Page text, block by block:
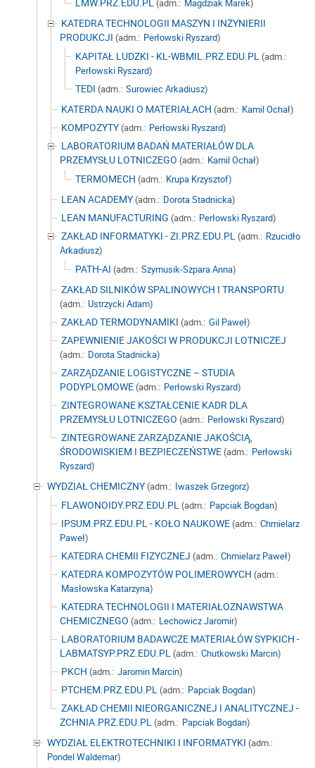
(adm.: Magdziak Marek)
KATEDRA TECHNOLOGII MASZYN I INŻYNIERII
PRODUKCJI (adm.: Perłowski Ryszard)
KAPITAŁ LUDZKI - KL-WBMIL.PRZ.EDU.PL(adm.:
Perłowski Ryszard)
TEDI (adm.: Surowiec Arkadiusz)
KATERDA NAUKI O MATERIAŁACH (adm.: Kamil Ochał)
KOMPOZYTY(adm.: Perłowski Ryszard)
LABORATORIUM BADAŃ MATERIAŁÓW DLA
PRZEMYSŁU LOTNICZEGO (adm.: Kamil Ochał)
TERMOMECH (adm.: Krupa Krzysztof)
LEAN ACADEMY(adm.: Dorota Stadnicka)
LEAN MANUFACTURING (adm.: Perłowski Ryszard)
ZAKŁAD INFORMATYKI - ZI.PRZ.EDU.PL(adm.: Rzucidło
Arkadiusz)
PATH-AI (adm.: Szymusik-Szpara Anna)
ZAKŁAD SILNIKÓW SPALINOWYCH I TRANSPORTU
(adm.: Ustrzycki Adam)
ZAKŁAD TERMODYNAMIKI (adm.: Gil Paweł)
ZAPEWNIENIE JAKOŚCI W PRODUKCJI LOTNICZEJ
(adm.: Dorota Stadnicka)
ZARZĄDZANIE LOGISTYCZNE – STUDIA
PODYPLOMOWE(adm.: Perłowski Ryszard)
ZINTEGROWANE KSZTAŁCENIE KADR DLA
PRZEMYSŁU LOTNICZEGO (adm.: Perłowski Ryszard)
ZINTEGROWANE ZARZĄDZANIE JAKOŚCIĄ,
ŚRODOWISKIEM I BEZPIECZEŃSTWE(adm.: Perłowski
Ryszard)
WYDZIAŁ CHEMICZNY(adm.: Iwaszek Grzegorz)
FLAWONOIDY.PRZ.EDU.PL(adm.: Papciak Bogdan)
IPSUM.PRZ.EDU.PL - KOŁO NAUKOWE(adm.: Chmielarz
Paweł)
KATEDRA CHEMII FIZYCZNEJ (adm.: Chmielarz Paweł)
KATEDRA KOMPOZYTÓW POLIMEROWYCH (adm.:
Masłowska Katarzyna)
KATEDRA TECHNOLOGII I MATERIAŁOZNAWSTWA
CHEMICZNEGO (adm.: Lechowicz Jaromir)
LABORATORIUM BADAWCZE MATERIAŁÓW SYPKICH -
LABMATSYP.PRZ.EDU.PL(adm.: Chutkowski Marcin)
PKCH (adm.: Jaromin Marcin)
PTCHEM.PRZ.EDU.PL(adm.: Papciak Bogdan)
ZAKŁAD CHEMII NIEORGANICZNEJ I ANALITYCZNEJ -
ZCHNIA.PRZ.EDU.PL(adm.: Papciak Bogdan)
WYDZIAŁ ELEKTROTECHNIKI I INFORMATYKI (adm.:
Pondel Waldemar)